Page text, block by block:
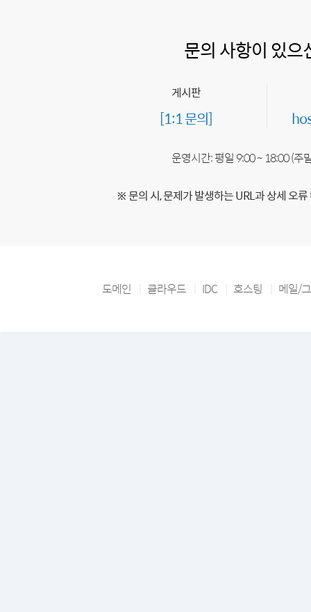
문의 사항이 있으
게시판
[1:1 문의]
운영시간: 평일 9:00 ~ 18:00 (주
※ 문의 시, 문제가 발생하는 URL과 상세 오
도메인 클라우드 IDC 호스팅 메일/